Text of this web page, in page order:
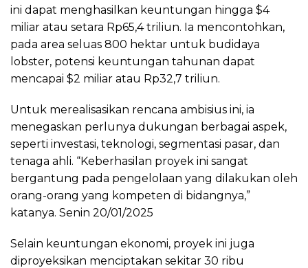
ini dapat menghasilkan keuntungan hingga $4
miliar atau setara Rp65,4 triliun. Ia mencontohkan,
pada area seluas 800 hektar untuk budidaya
lobster, potensi keuntungan tahunan dapat
mencapai $2 miliar atau Rp32,7 triliun.
Untuk merealisasikan rencana ambisius ini, ia
menegaskan perlunya dukungan berbagai aspek,
seperti investasi, teknologi, segmentasi pasar, dan
tenaga ahli. “Keberhasilan proyek ini sangat
bergantung pada pengelolaan yang dilakukan oleh
orang-orang yang kompeten di bidangnya,”
katanya. Senin 20/01/2025
Selain keuntungan ekonomi, proyek ini juga
diproyeksikan menciptakan sekitar 30 ribu